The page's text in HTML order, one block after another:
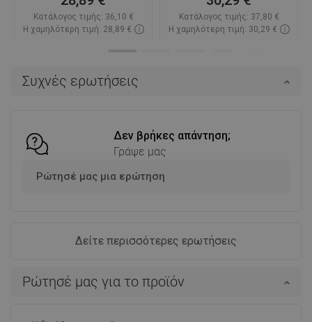
Συχνές ερωτήσεις
Δεν βρήκες απάντηση;
Γράψε μας
Ρώτησέ μας μια ερώτηση
Δείτε περισσότερες ερωτήσεις
Ρώτησέ μας για το προϊόν
Κατάλογος τιμής: 36,10 €
Η χαμηλότερη τιμή: 28,89 €
Κατάλογος τιμής: 37,80 €
Η χαμηλότερη τιμή: 30,29 €